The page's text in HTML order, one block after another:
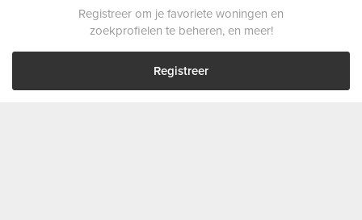
Registreer om je favoriete woningen en
zoekprofielen te beheren, en meer!
Registreer